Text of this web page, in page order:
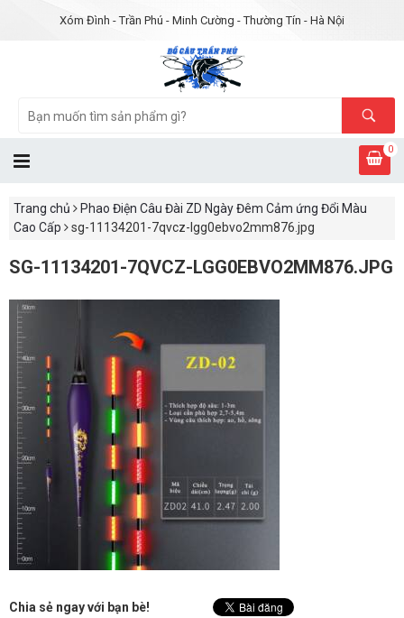
Xóm Đình - Trần Phú - Minh Cường - Thường Tín - Hà Nội
0
Trang chủ
Phao Điện Câu Đài ZD Ngày Đêm Cảm ứng Đổi Màu
Cao Cấp
sg-11134201-7qvcz-lgg0ebvo2mm876.jpg
SG-11134201-7QVCZ-LGG0EBVO2MM876.JPG
Chia sẻ ngay với bạn bè!